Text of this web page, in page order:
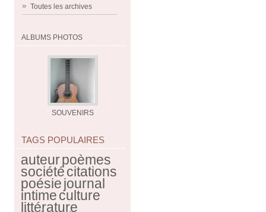
Toutes les archives
ALBUMS PHOTOS
SOUVENIRS
TAGS POPULAIRES
auteurpoèmes
sociétécitations
poésiejournal
intimeculture
littérature